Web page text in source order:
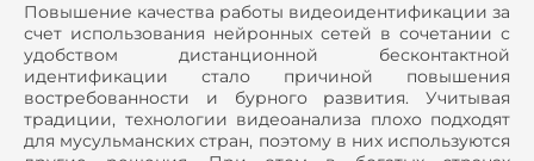
Повышение качества работы видеоидентификации за
счет использования нейронных сетей в сочетании с
удобством дистанционной бесконтактной
идентификации стало причиной повышения
востребованности и бурного развития. Учитывая
традиции, технологии видеоанализа плохо подходят
для мусульманских стран, поэтому в них используются